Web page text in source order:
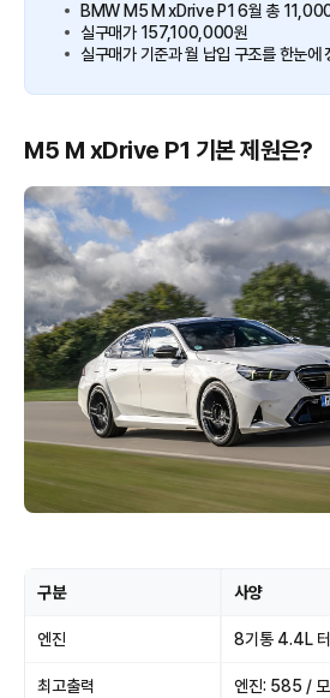
BMW M5 M xDrive P1 6월 총
실구매가 157,100,000원
실구매가 기준과 월 납입 구조를 한눈에
M5 M xDrive P1 기본 제원은?
구분 사양
엔진 8기통 4.4L 터
최고출력 엔진: 585 /